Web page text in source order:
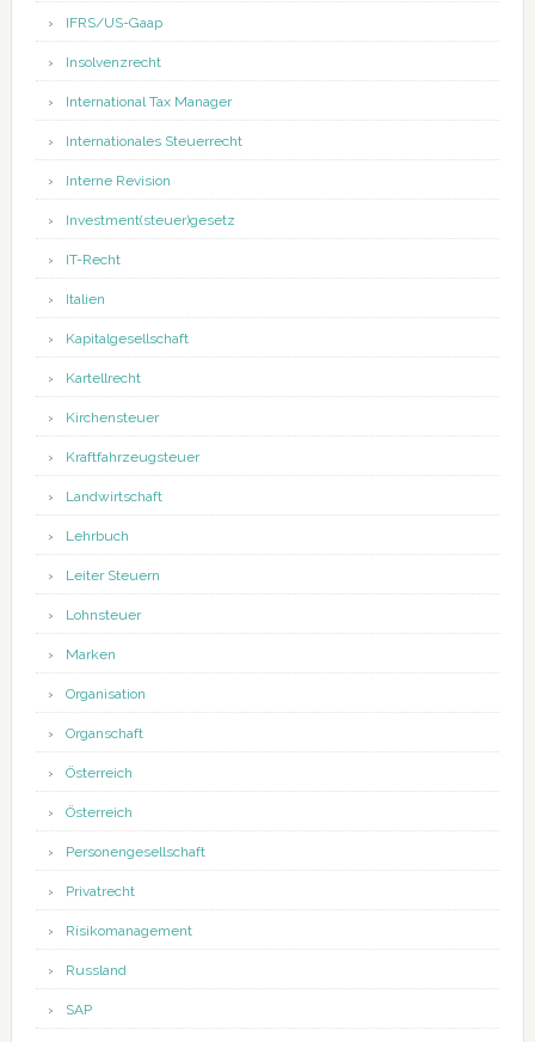
IFRS/US-Gaap
Insolvenzrecht
International Tax Manager
Internationales Steuerrecht
Interne Revision
Investment(steuer)gesetz
IT-Recht
Italien
Kapitalgesellschaft
Kartellrecht
Kirchensteuer
Kraftfahrzeugsteuer
Landwirtschaft
Lehrbuch
Leiter Steuern
Lohnsteuer
Marken
Organisation
Organschaft
Österreich
Österreich
Personengesellschaft
Privatrecht
Risikomanagement
Russland
SAP